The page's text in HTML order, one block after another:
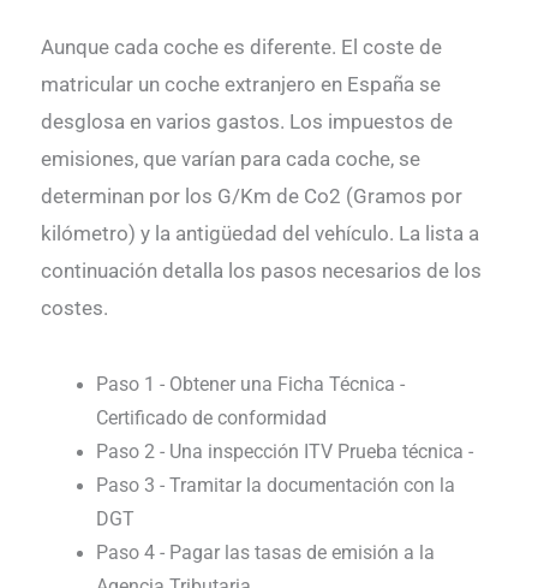
Aunque cada coche es diferente. El coste de
matricular un coche extranjero en España se
desglosa en varios gastos. Los impuestos de
emisiones, que varían para cada coche, se
determinan por los G/Km de Co2 (Gramos por
kilómetro) y la antigüedad del vehículo. La lista a
continuación detalla los pasos necesarios de los
costes.
Paso 1 - Obtener una Ficha Técnica -
Certificado de conformidad
Paso 2 - Una inspección ITV Prueba técnica -
Paso 3 - Tramitar la documentación con la
DGT
Paso 4 - Pagar las tasas de emisión a la